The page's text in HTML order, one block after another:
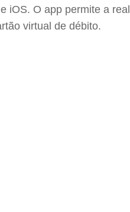
iOS. O app permite a
virtual de débito.